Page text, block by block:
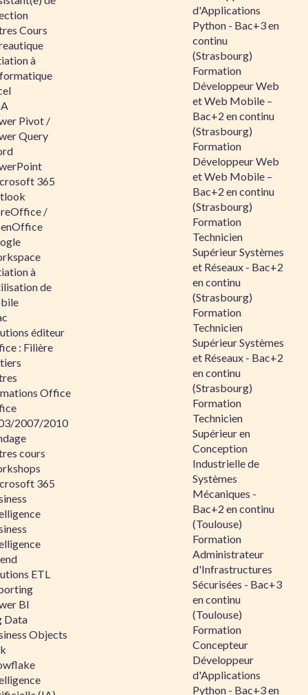
Cours
à
Pivot /
Query
365
/
à
de
éditeur
: Filière
Office
2007/2010
cours
365
ETL
BI
Data
Objects
d'Applications
Python - Bac+3 en
continu
(Strasbourg)
Formation
Développeur Web
et Web Mobile –
Bac+2 en continu
(Strasbourg)
Formation
Développeur Web
et Web Mobile –
Bac+2 en continu
(Strasbourg)
Formation
Technicien
Supérieur Systèmes
et Réseaux - Bac+2
en continu
(Strasbourg)
Formation
Technicien
Supérieur Systèmes
et Réseaux - Bac+2
en continu
(Strasbourg)
Formation
Technicien
Supérieur en
Conception
Industrielle de
Systèmes
Mécaniques -
Bac+2 en continu
(Toulouse)
Formation
Administrateur
d'Infrastructures
Sécurisées - Bac+3
en continu
(Toulouse)
Formation
Concepteur
Développeur
d'Applications
Python - Bac+3 en